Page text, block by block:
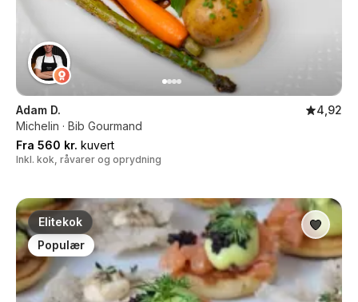
Adam D.
4,92
Michelin · Bib Gourmand
Fra 560 kr. kuvert
Inkl. kok, råvarer og oprydning
Elitekok
Populær